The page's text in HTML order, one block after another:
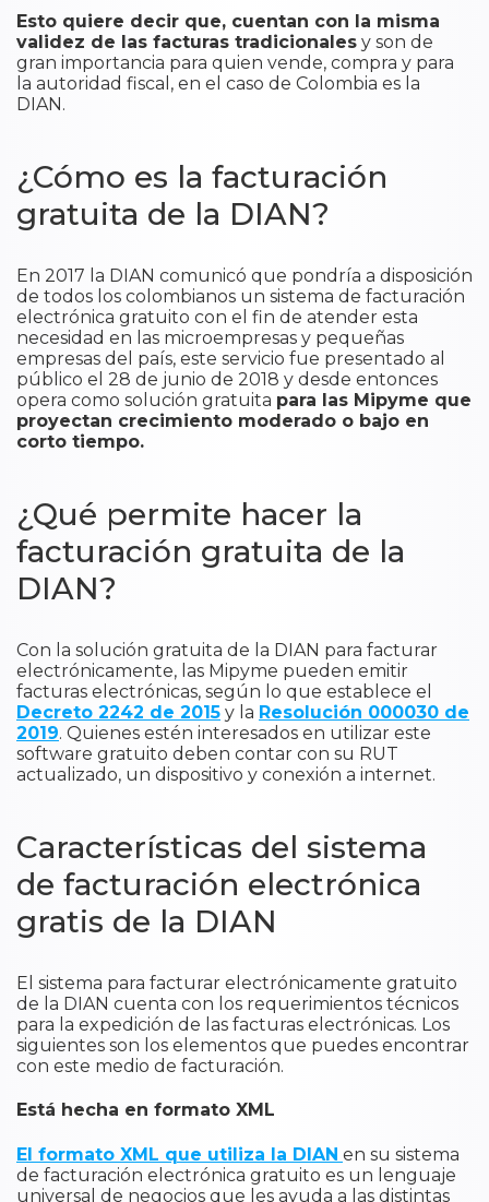
Esto quiere decir que, cuentan con la misma
validez de las facturas tradicionales y son de
gran importancia para quien vende, compra y para
la autoridad fiscal, en el caso de Colombia es la
DIAN.
¿Cómo es la facturación
gratuita de la DIAN?
En 2017 la DIAN comunicó que pondría a disposición
de todos los colombianos un sistema de facturación
electrónica gratuito con el fin de atender esta
necesidad en las microempresas y pequeñas
empresas del país, este servicio fue presentado al
público el 28 de junio de 2018 y desde entonces
opera como solución gratuita para las Mipyme que
proyectan crecimiento moderado o bajo en
corto tiempo.
¿Qué permite hacer la
facturación gratuita de la
DIAN?
Con la solución gratuita de la DIAN para facturar
electrónicamente, las Mipyme pueden emitir
facturas electrónicas, según lo que establece el
Decreto 2242 de 2015 y la Resolución 000030 de
2019. Quienes estén interesados en utilizar este
software gratuito deben contar con su RUT
actualizado, un dispositivo y conexión a internet.
Características del sistema
de facturación electrónica
gratis de la DIAN
El sistema para facturar electrónicamente gratuito
de la DIAN cuenta con los requerimientos técnicos
para la expedición de las facturas electrónicas. Los
siguientes son los elementos que puedes encontrar
con este medio de facturación.
Está hecha en formato XML
El formato XML que utiliza la DIAN en su sistema
de facturación electrónica gratuito es un lenguaje
universal de negocios que les ayuda a las distintas